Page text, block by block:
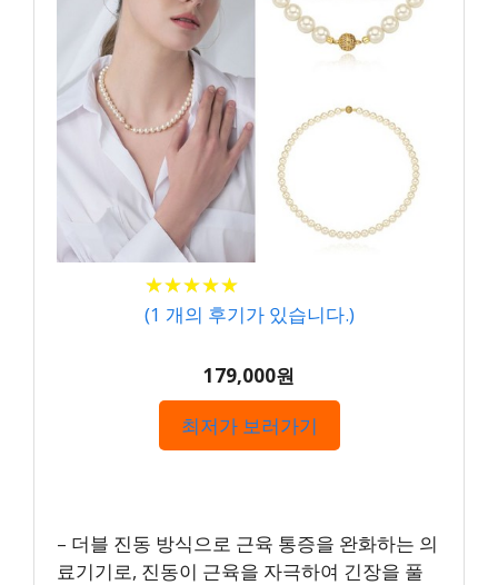
★★★★★
★★★★★
(1 개의 후기가 있습니다.)
179,000원
최저가 보러가기
– 더블 진동 방식으로 근육 통증을 완화하는 의
료기기로, 진동이 근육을 자극하여 긴장을 풀